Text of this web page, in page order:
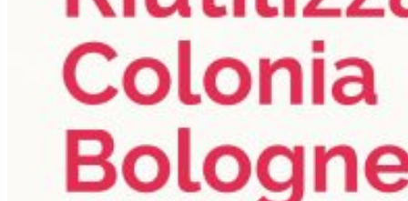
#concerti Tag